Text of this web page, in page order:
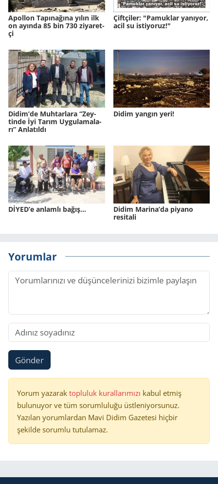
Apol­lon Ta­pı­na­ğına yılın ilk
on ayın­da 85 bin 730 zi­ya­ret­
çi
Çift­çi­ler: "Pa­muk­lar ya­nı­yor,
acil su is­ti­yo­ruz!"
Didim’de Muh­tar­la­ra “Zey­
tin­de İyi Tarım Uy­gu­la­ma­la­
rı” An­la­tıl­dı
Didim yangın yeri!
DİYED’e anlamlı bağış…
Didim Marina’da piyano
resitali
Yorumlar
Gönder
Yorum yazarak topluluk kurallarımızı kabul etmiş
bulunuyor ve tüm sorumluluğu üstleniyorsunuz.
Yazılan yorumlardan Mavi Didim Gazetesi hiçbir
şekilde sorumlu tutulamaz.